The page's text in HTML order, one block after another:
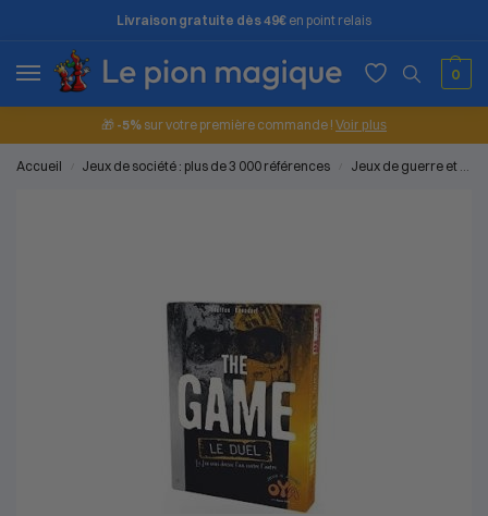
Livraison gratuite dès 49€ en point relais
0
🎁 -5% sur votre première commande ! Voir plus
Accueil Jeux de société : plus de 3 000 références Jeux de guerre et d'affrontement